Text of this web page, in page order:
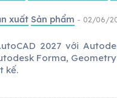
xuất Sản phẩm - 02/06/
2027 với
Forma,
kế.